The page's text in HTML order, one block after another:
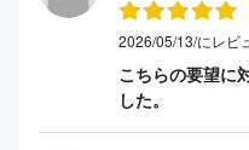
2026/05/13/にレビ
こちらの要望に
した。